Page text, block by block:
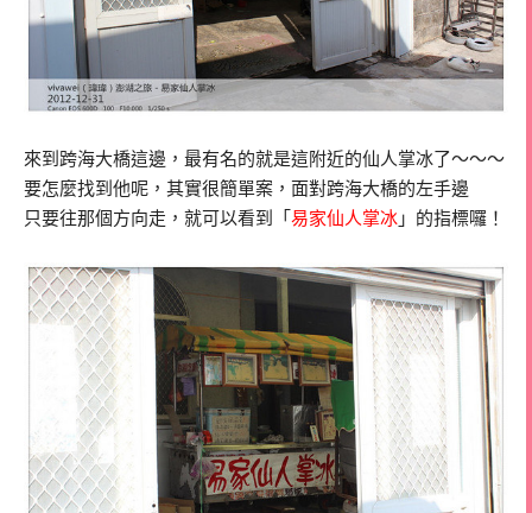
來到跨海大橋這邊，最有名的就是這附近的仙人掌冰了～～～
要怎麼找到他呢，其實很簡單案，面對跨海大橋的左手邊
只要往那個方向走，就可以看到「 易家仙人掌冰 」的指標囉！